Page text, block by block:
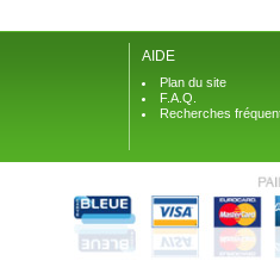
AIDE
Plan du site
F.A.Q.
Recherches